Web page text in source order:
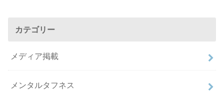
カテゴリー
メディア掲載
メンタルタフネス